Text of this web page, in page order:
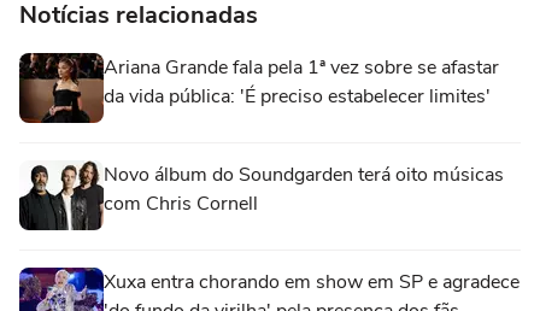
Notícias relacionadas
Ariana Grande fala pela 1ª vez sobre se afastar
da vida pública: 'É preciso estabelecer limites'
Novo álbum do Soundgarden terá oito músicas
com Chris Cornell
Xuxa entra chorando em show em SP e agradece